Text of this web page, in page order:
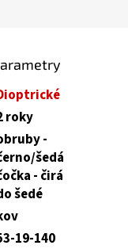
roky
-
šedá
- čirá
šedé
19-140